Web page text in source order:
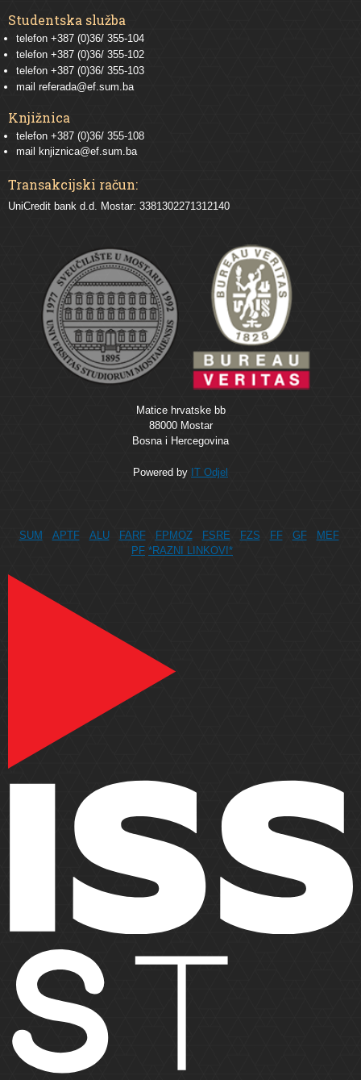
Studentska služba
telefon +387 (0)36/ 355-104
telefon +387 (0)36/ 355-102
telefon +387 (0)36/ 355-103
mail referada@ef.sum.ba
Knjižnica
telefon +387 (0)36/ 355-108
mail
knjiznica@ef.sum.ba
Transakcijski račun:
UniCredit bank d.d. Mostar: 3381302271312140
Matice hrvatske bb
88000 Mostar
Bosna i Hercegovina
Powered by IT Odjel
SUM APTF ALU FARF FPMOZ FSRE FZS FF GF
MEF
PF *RAZNI LINKOVI*